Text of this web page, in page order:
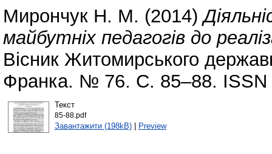
Мирончук Н. М. (2014)
майбутніх педагогів до
Вісник Житомирського
Франка. № 76. С. 85–88. ISSN
Текст
85-88.pdf
Завантажити (198kB)| Preview